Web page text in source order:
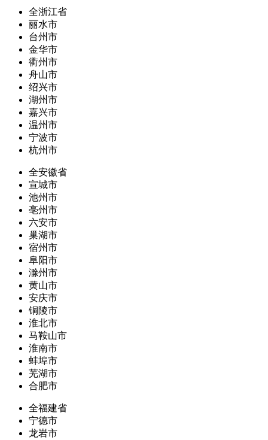
全浙江省
丽水市
台州市
金华市
衢州市
舟山市
绍兴市
湖州市
嘉兴市
温州市
宁波市
杭州市
全安徽省
宣城市
池州市
亳州市
六安市
巢湖市
宿州市
阜阳市
滁州市
黄山市
安庆市
铜陵市
淮北市
马鞍山市
淮南市
蚌埠市
芜湖市
合肥市
全福建省
宁德市
龙岩市